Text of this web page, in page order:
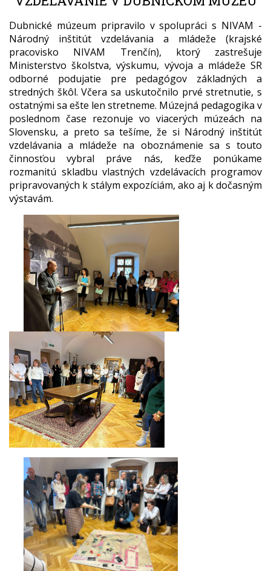
Dubnické múzeum pripravilo v spolupráci s NIVAM -
Národný inštitút vzdelávania a mládeže (krajské
pracovisko NIVAM Trenčín), ktorý zastrešuje
Ministerstvo školstva, výskumu, vývoja a mládeže SR
odborné podujatie pre pedagógov základných a
stredných škôl. Včera sa uskutočnilo prvé stretnutie, s
ostatnými sa ešte len stretneme. Múzejná pedagogika v
poslednom čase rezonuje vo viacerých múzeách na
Slovensku, a preto sa tešíme, že si Národný inštitút
vzdelávania a mládeže na oboznámenie sa s touto
činnosťou vybral práve nás, keďže ponúkame
rozmanitú skladbu vlastných vzdelávacích programov
pripravovaných k stálym expozíciám, ako aj k dočasným
výstavám.